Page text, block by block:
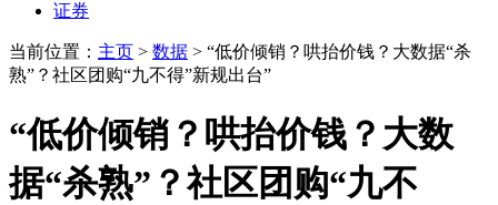
证券
当前位置： 主页 > 数据 > “低价倾销？哄抬价钱？大数据“杀
熟”？社区团购“九不得”新规出台”
“低价倾销？哄抬价钱？大数
据“杀熟”？社区团购“九不